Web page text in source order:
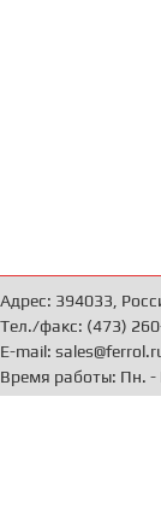
Адрес: 394033,
Тел./факс: (473)
E-mail:
Время работы: Пн. -